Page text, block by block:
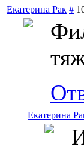
Екатерина Рак #
Екатерина